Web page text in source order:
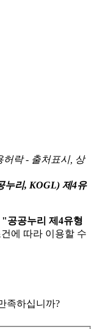
누리, KOGL) 제4유
"공공누리 제4유형
에 따라 이용할 수
족하십니까?